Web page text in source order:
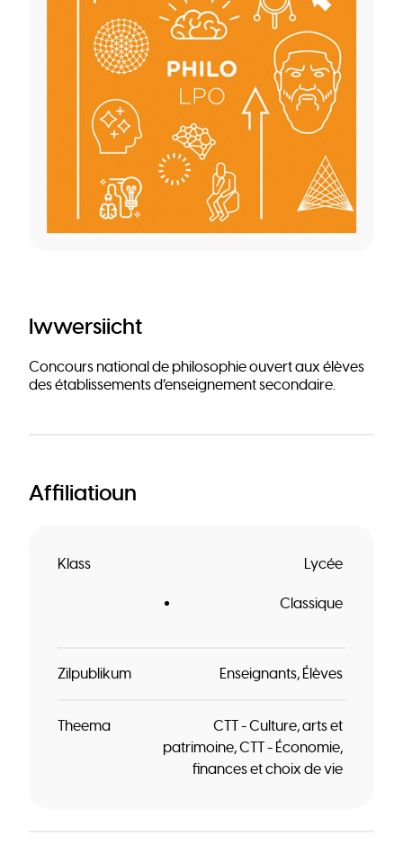
Iwwersiicht
Concours national de philosophie ouvert aux élèves
des établissements d’enseignement secondaire.
Affiliatioun
Klass Lycée
Classique
Zilpublikum Enseignants Élèves
Theema
CTT - Culture, arts et
patrimoine CTT - Économie,
finances et choix de vie